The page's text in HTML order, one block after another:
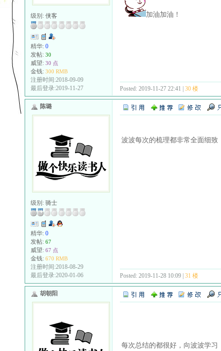
级别: 侠客
精华: 0
发帖: 30
威望: 30 点
金钱: 300 RMB
注册时间:2018-09-09
最后登录:2019-11-27
加油加油！
Posted: 2019-11-27 22:41 | 30 楼
陈璐
级别: 骑士
精华: 0
发帖: 67
威望: 67 点
金钱: 670 RMB
注册时间:2018-08-29
最后登录:2020-01-06
波波每次的梳理都非常全面细
Posted: 2019-11-28 10:09 | 31 楼
胡朝阳
每次总结的都很好，向波波学习